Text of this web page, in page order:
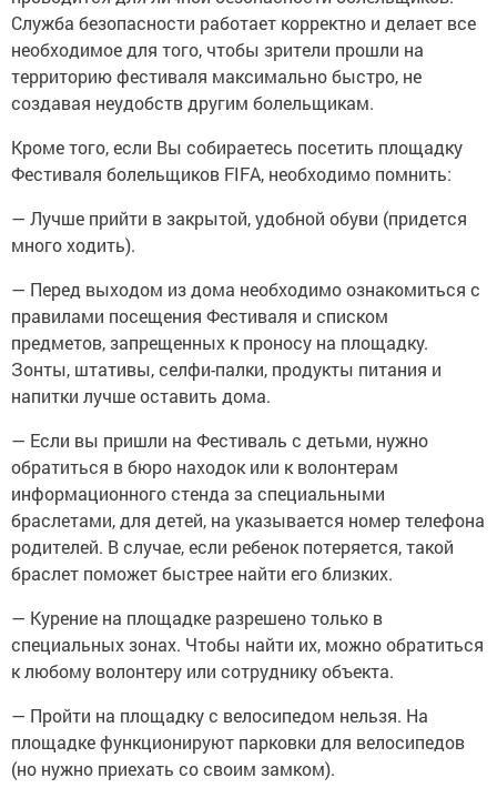
Служба безопасности работает корректно и делает все
необходимое для того, чтобы зрители прошли на
территорию фестиваля максимально быстро, не
создавая неудобств другим болельщикам.
Кроме того, если Вы собираетесь посетить площадку
Фестиваля болельщиков FIFA, необходимо помнить:
— Лучше прийти в закрытой, удобной обуви (придется
много ходить).
— Перед выходом из дома необходимо ознакомиться с
правилами посещения Фестиваля и списком
предметов, запрещенных к проносу на площадку.
Зонты, штативы, селфи-палки, продукты питания и
напитки лучше оставить дома.
— Если вы пришли на Фестиваль с детьми, нужно
обратиться в бюро находок или к волонтерам
информационного стенда за специальными
браслетами, для детей, на указывается номер телефона
родителей. В случае, если ребенок потеряется, такой
браслет поможет быстрее найти его близких.
— Курение на площадке разрешено только в
специальных зонах. Чтобы найти их, можно обратиться
к любому волонтеру или сотруднику объекта.
— Пройти на площадку с велосипедом нельзя. На
площадке функционируют парковки для велосипедов
(но нужно приехать со своим замком).